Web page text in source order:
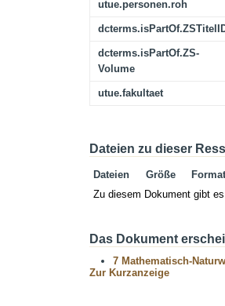
utue.personen.roh
dcterms.isPartOf.ZS-
Volume
utue.fakultaet
Dateien zu dieser
Dateien Größe
Format
Zu diesem Dokument gibt
Das Dokument
7 Mathematisch-
Zur Kurzanzeige